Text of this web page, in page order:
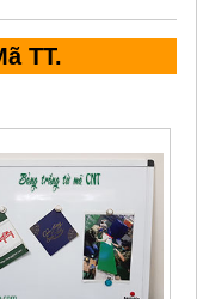
TT.